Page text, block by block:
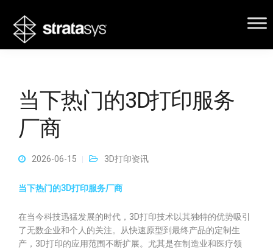
当下热门的3D打印服务
厂商
2026-06-15 3D打印资讯
当下热门的3D打印服务厂商
在当今科技迅猛发展的时代，3D打印技术以其独特的优势吸引
了无数企业和个人的关注。从快速原型到最终产品的定制生
产，3D打印的应用范围不断扩展。尤其是在制造业和医疗领